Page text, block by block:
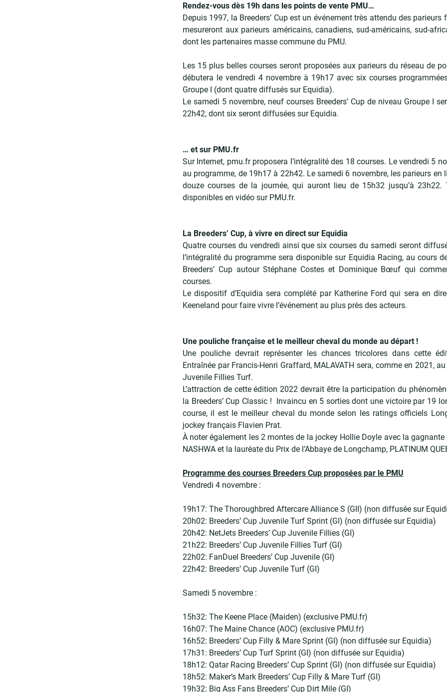
Rendez-vous dès 19h dans les points de vente PMU…
Depuis 1997, la Breeders’ Cup est un événement très attendu des parieurs
mesureront aux parieurs américains, canadiens, sud-américains, sud-
dont les partenaires masse commune du PMU.
Les 15 plus belles courses seront proposées aux parieurs du réseau de
débutera le vendredi 4 novembre à 19h17 avec six courses
Groupe I (dont quatre diffusés sur Equidia).
Le samedi 5 novembre, neuf courses Breeders’ Cup de niveau Groupe I
22h42, dont six seront diffusées sur Equidia.
… et sur PMU.fr
Sur Internet, pmu.fr proposera l’intégralité des 18 courses. Le vendredi 5
au programme, de 19h17 à 22h42. Le samedi 6 novembre, les parieurs en
douze courses de la journée, qui auront lieu de 15h32 jusqu’à 23h22.
disponibles en vidéo sur PMU.fr.
La Breeders’ Cup, à vivre en direct sur Equidia
Quatre courses du vendredi ainsi que six courses du samedi seront
l’intégralité du programme sera disponible sur Equidia Racing, au cours
Breeders’ Cup autour Stéphane Costes et Dominique Bœuf qui
courses.
Le dispositif d’Equidia sera complété par Katherine Ford qui sera en
Keeneland pour faire vivre l’événement au plus près des acteurs.
Une pouliche française et le meilleur cheval du monde au départ !
Une pouliche devrait représenter les chances tricolores dans cette
Entraînée par Francis-Henri Graffard, MALAVATH sera, comme en 2021,
Juvenile Fillies Turf.
L’attraction de cette édition 2022 devrait être la participation du
la Breeders’ Cup Classic ! Invaincu en 5 sorties dont une victoire par 19
course, il est le meilleur cheval du monde selon les ratings officiels
jockey français Flavien Prat.
À noter également les 2 montes de la jockey Hollie Doyle avec la
NASHWA et la lauréate du Prix de l’Abbaye de Longchamp, PLATINUM
Programme des courses Breeders Cup proposées par le PMU
Vendredi 4 novembre :
19h17: The Thoroughbred Aftercare Alliance S (GII) (non diffusée sur
20h02: Breeders’ Cup Juvenile Turf Sprint (GI) (non diffusée sur Equidia)
20h42: NetJets Breeders’ Cup Juvenile Fillies (GI)
21h22: Breeders’ Cup Juvenile Fillies Turf (GI)
22h02: FanDuel Breeders’ Cup Juvenile (GI)
22h42: Breeders’ Cup Juvenile Turf (GI)
Samedi 5 novembre :
15h32: The Keene Place (Maiden) (exclusive PMU.fr)
16h07: The Maine Chance (AOC) (exclusive PMU.fr)
16h52: Breeders’ Cup Filly & Mare Sprint (GI) (non diffusée sur Equidia)
17h31: Breeders’ Cup Turf Sprint (GI) (non diffusée sur Equidia)
18h12: Qatar Racing Breeders’ Cup Sprint (GI) (non diffusée sur Equidia)
18h52: Maker’s Mark Breeders’ Cup Filly & Mare Turf (GI)
19h32: Big Ass Fans Breeders’ Cup Dirt Mile (GI)